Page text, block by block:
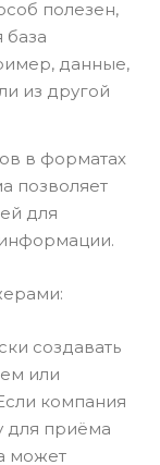
полезен,
база
данные,
из другой
в форматах
позволяет
для
создавать
или
компания
для приёма
может